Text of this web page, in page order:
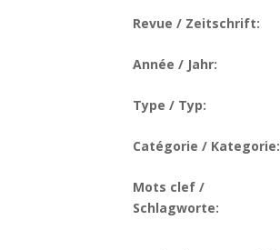
Revue / Zeitschrift:
Année / Jahr:
Type / Typ:
Catégorie / Kategorie:
Mots clef /
Schlagworte: